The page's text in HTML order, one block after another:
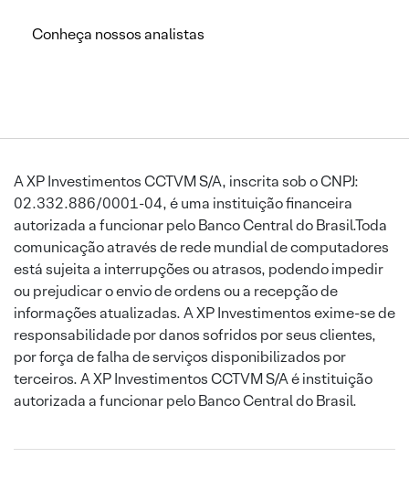
Conheça nossos analistas
A XP Investimentos CCTVM S/A, inscrita sob o CNPJ:
02.332.886/0001-04, é uma instituição financeira
autorizada a funcionar pelo Banco Central do Brasil.Toda
comunicação através de rede mundial de computadores
está sujeita a interrupções ou atrasos, podendo impedir
ou prejudicar o envio de ordens ou a recepção de
informações atualizadas. A XP Investimentos exime-se de
responsabilidade por danos sofridos por seus clientes,
por força de falha de serviços disponibilizados por
terceiros. A XP Investimentos CCTVM S/A é instituição
autorizada a funcionar pelo Banco Central do Brasil.